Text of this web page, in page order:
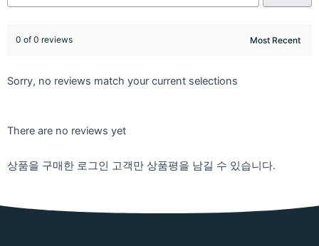
0 of 0 reviews
Sorry, no reviews match your current selections
There are no reviews yet
상품을 구매한 로그인 고객만 상품평을 남길 수 있습니다.